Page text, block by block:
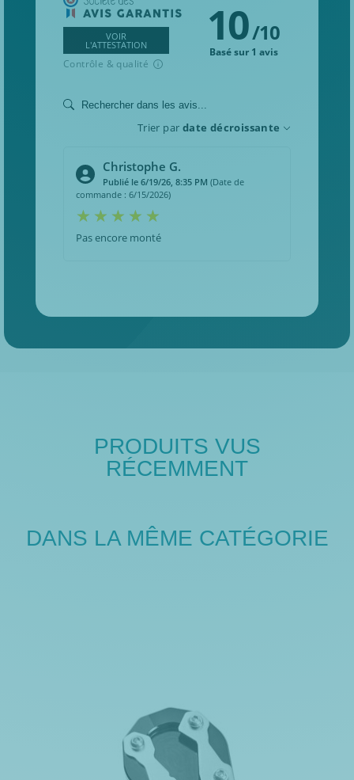
VOIR
L'ATTESTATION
Contrôle & qualité
10/10
Basé sur 1 avis
Trier par date décroissante
Christophe G.
Publié le 6/19/26, 8:35 PM (Date de
commande : 6/15/2026)
Pas encore monté
PRODUITS VUS
RÉCEMMENT
DANS LA MÊME CATÉGORIE